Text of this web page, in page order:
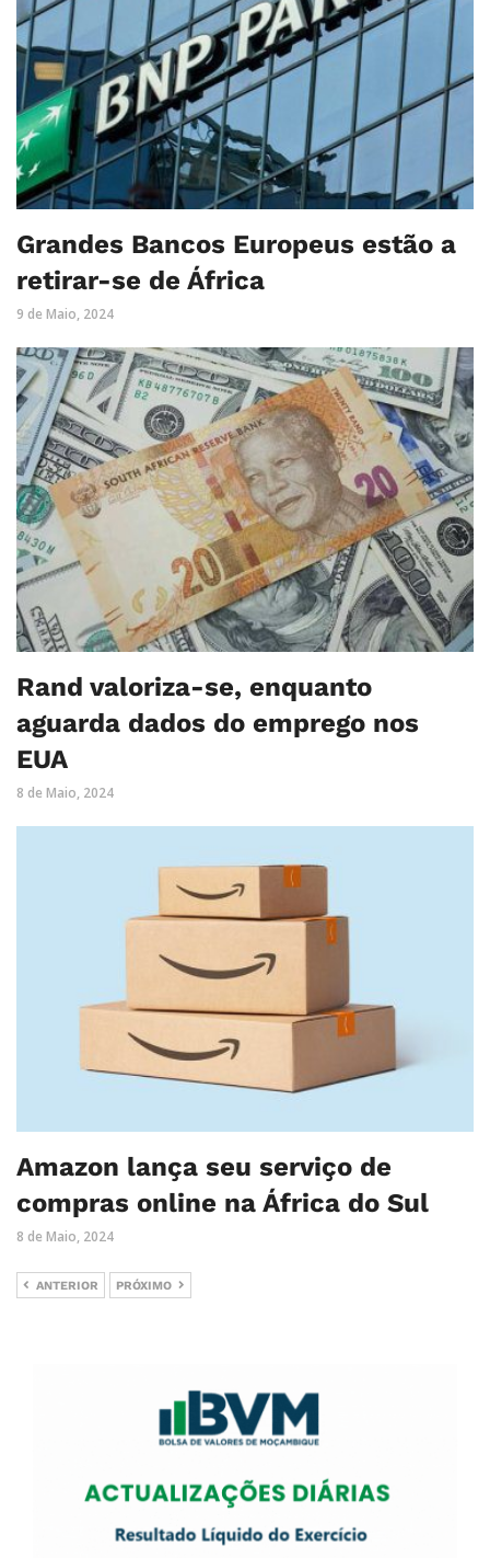
Grandes Bancos Europeus estão a
retirar-se de África
9 de Maio, 2024
Rand valoriza-se, enquanto
aguarda dados do emprego nos
EUA
8 de Maio, 2024
Amazon lança seu serviço de
compras online na África do Sul
8 de Maio, 2024
ANTERIOR PRÓXIMO